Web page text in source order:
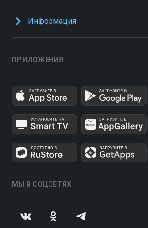
Информация
ПРИЛОЖЕНИЯ
МЫ В СОЦСЕТЯХ